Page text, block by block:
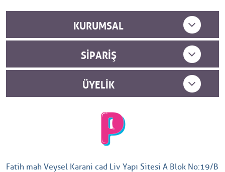
KURUMSAL
SIPARIŞ
ÜYELIK
Fatih mah Veysel Karani cad Liv Yapı Sitesi A Blok No:19/B